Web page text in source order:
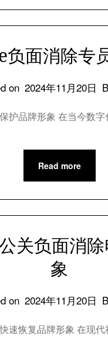
面消除专
on 2024年11月20日
护品牌形象 在当今数
Read more
关负面消
象
on 2024年11月20日
速恢复品牌形象 在现